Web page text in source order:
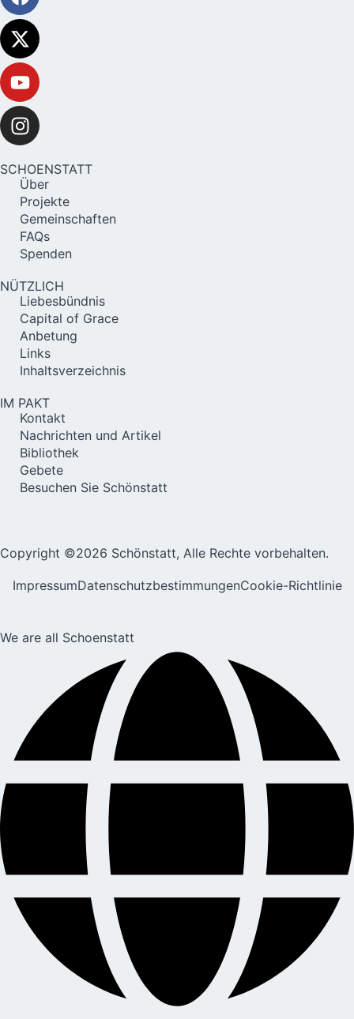
SCHOENSTATT
Über
Projekte
Gemeinschaften
FAQs
Spenden
NÜTZLICH
Liebesbündnis
Capital of Grace
Anbetung
Links
Inhaltsverzeichnis
IM PAKT
Kontakt
Nachrichten und Artikel
Bibliothek
Gebete
Besuchen Sie Schönstatt
Copyright ©2026 Schönstatt, Alle Rechte vorbehalten.
ImpressumDatenschutzbestimmungenCookie-Richtlinie
We are all Schoenstatt